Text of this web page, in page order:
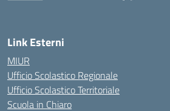
Link Esterni
MIUR
Ufficio Scolastico Regionale
Ufficio Scolastico Territoriale
Scuola in Chiaro